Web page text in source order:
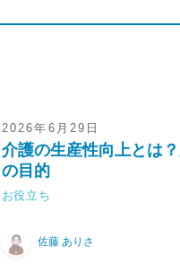
2026年6月29日
介護の生産性向上とは
の目的
お役立ち
佐藤 ありさ